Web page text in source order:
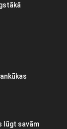
lūgt savām